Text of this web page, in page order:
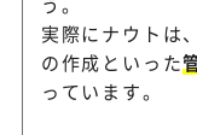
実際にナウトは
の作成といった
っています。